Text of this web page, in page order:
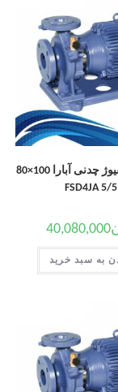
پمپ سانتریفیوژ چدنی آبارا 100×80
FSD4JA 5/
40,080,000
به سبد خرید